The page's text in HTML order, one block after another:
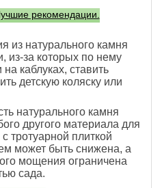
рекомендации.
из натурального камня
из-за которых по нему
каблуках, ставить
детскую коляску или
натурального камня
другого материала для
тротуарной плиткой
может быть снижена, а
мощения ограничена
сада.